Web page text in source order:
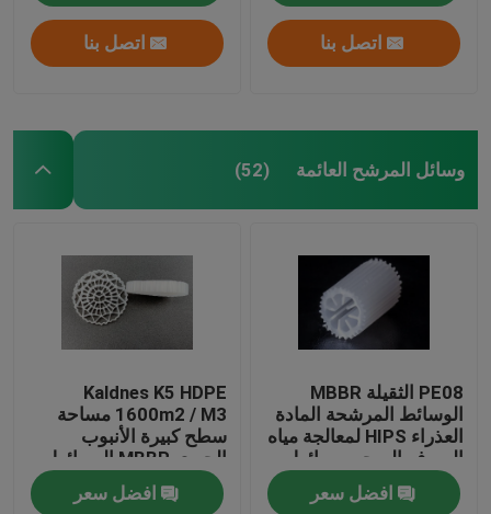
اتصل بنا اتصل بنا
وسائل المرشح العائمة (52)
PE08 الثقيلة MBBR
الوسائط المرشحة المادة
العذراء HIPS لمعالجة مياه
الصرف الصحي وسائط
الكتلة الحيوية الملونة
البيضاء
افضل سعر
Kaldnes K5 HDPE
1600m2 / M3 مساحة
سطح كبيرة الأنبوب
الحيوي MBBR الوسائط
المرشحة العائمة
افضل سعر